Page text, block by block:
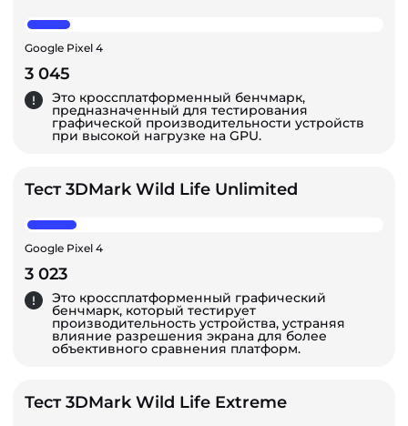
Google Pixel 4
3 045
Это кроссплатформенный бенчмарк,
предназначенный для тестирования
графической производительности устройств
при высокой нагрузке на GPU.
Тест 3DMark Wild Life Unlimited
Google Pixel 4
3 023
Это кроссплатформенный графический
бенчмарк, который тестирует
производительность устройства, устраняя
влияние разрешения экрана для более
объективного сравнения платформ.
Тест 3DMark Wild Life Extreme